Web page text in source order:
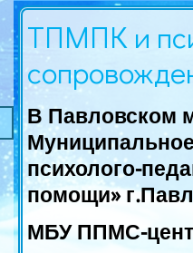
ТПМПК и
В Павловском
психолого-
помощи»
МБУ ППМС-